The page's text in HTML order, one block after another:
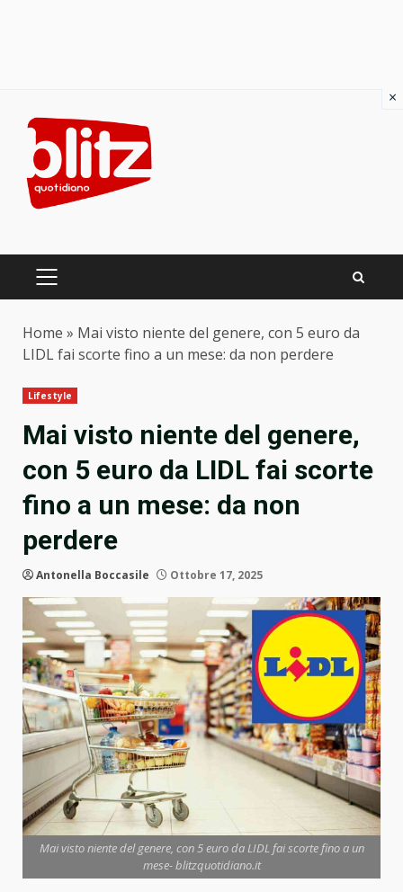
content
PRIMARY
Home » Mai visto niente del genere, con 5 euro da
LIDL fai scorte fino a un mese: da non perdere
Lifestyle
Mai visto niente del genere,
con 5 euro da LIDL fai scorte
fino a un mese: da non
perdere
Antonella Boccasile Ottobre 17, 2025
Mai visto niente del genere, con 5 euro da LIDL fai scorte fino a un
mese- blitzquotidiano.it
×